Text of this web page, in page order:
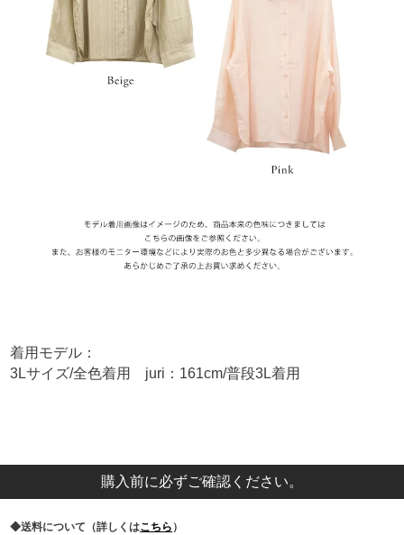
着用モデル：
3Lサイズ/全色着用 juri：161cm/普段3L着用
購入前に必ずご確認ください。
送料について（詳しくはこちら ）